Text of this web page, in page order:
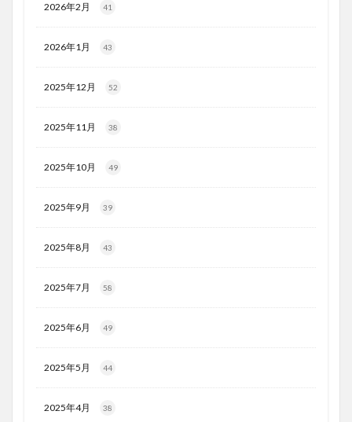
2026年2月 41
2026年1月 43
2025年12月 52
2025年11月 38
2025年10月 49
2025年9月 39
2025年8月 43
2025年7月 58
2025年6月 49
2025年5月 44
2025年4月 38